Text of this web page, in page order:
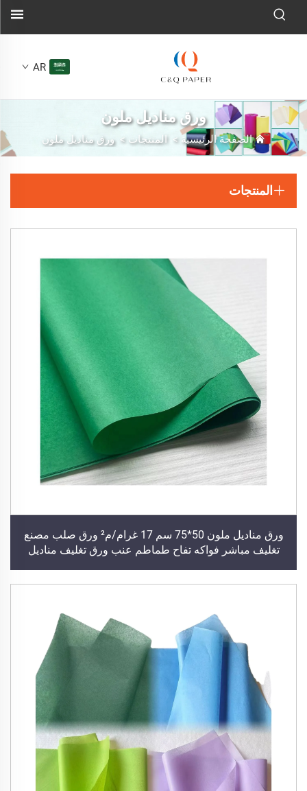
AR
ورق مناديل ملون
الصفحة الرئيسية >المنتجات >ورق مناديل ملون
المنتجات
ورق مناديل ملون 50*75 سم 17 غرام/م² ورق صلب مصنع
تغليف مباشر فواكه تفاح طماطم عنب ورق تغليف مناديل